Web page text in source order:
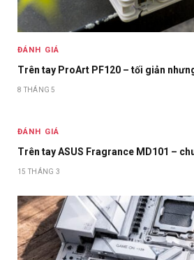
ĐÁNH GIÁ
Trên tay ProArt PF120 – tối giản
8 THÁNG 5
ĐÁNH GIÁ
Trên tay ASUS Fragrance MD101 –
15 THÁNG 3